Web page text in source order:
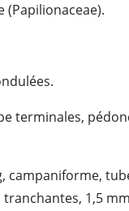
(Papilionaceae).
terminales,
campaniforme,
1,5